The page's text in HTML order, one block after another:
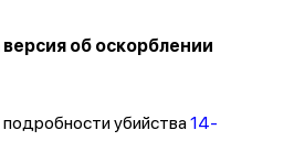
об оскорблении
убийства14-